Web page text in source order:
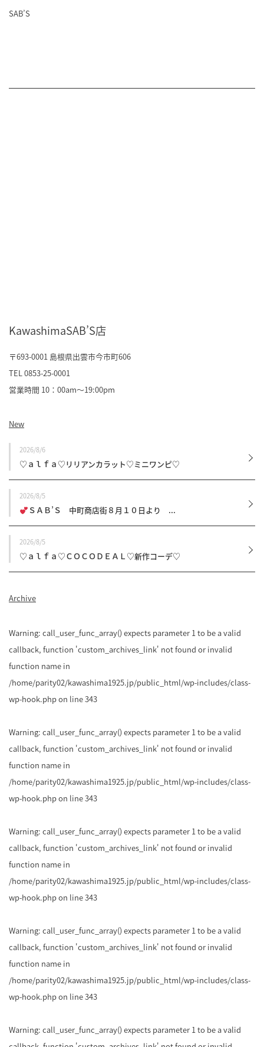
SAB’S
KawashimaSAB’S店
〒693-0001 島根県出雲市今市町606
TEL 0853-25-0001
営業時間 10：00am～19:00pm
New
2026/8/6
♡ａｌｆａ♡リリアンカラット♡ミニワンピ♡
2026/8/5
ＳＡＢ’Ｓ 中町商店街８月１０日より ...
2026/8/5
♡ａｌｆａ♡ＣＯＣＯＤＥＡＬ♡新作コーデ♡
Archive
Warning: call_user_func_array() expects parameter 1 to be a valid
callback, function 'custom_archives_link' not found or invalid
function name in
/home/parity02/kawashima1925.jp/public_html/wp-includes/class-
wp-hook.phpon line343
Warning: call_user_func_array() expects parameter 1 to be a valid
callback, function 'custom_archives_link' not found or invalid
function name in
/home/parity02/kawashima1925.jp/public_html/wp-includes/class-
wp-hook.phpon line343
Warning: call_user_func_array() expects parameter 1 to be a valid
callback, function 'custom_archives_link' not found or invalid
function name in
/home/parity02/kawashima1925.jp/public_html/wp-includes/class-
wp-hook.phpon line343
Warning: call_user_func_array() expects parameter 1 to be a valid
callback, function 'custom_archives_link' not found or invalid
function name in
/home/parity02/kawashima1925.jp/public_html/wp-includes/class-
wp-hook.phpon line343
Warning: call_user_func_array() expects parameter 1 to be a valid